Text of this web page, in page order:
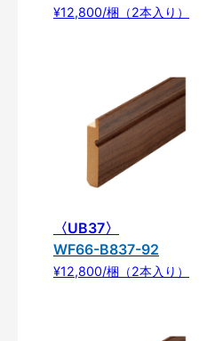
¥12,800/梱（2本入り）
〈UB37〉
WF66-B837-92
¥12,800/梱（2本入り）